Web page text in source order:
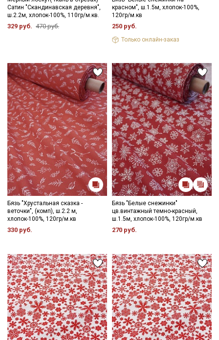
Сатин "Скандинавская деревня",
ш.2.2м, хлопок-100%, 110гр/м.кв.
329 руб. 470 руб.
красном", ш.1.5м, хлопок-100%,
120гр/м.кв
250 руб.
Только онлайн-заказ
Бязь "Хрустальная сказка -
веточки", (комп), ш.2.2 м,
хлопок-100%, 120гр/м.кв
330 руб.
Бязь "Белые снежинки"
цв.винтажный темно-красный,
ш.1.5м, хлопок-100%, 120гр/м.кв
270 руб.
Ознакомлен(а) сПолитикой обработки персональных
данныхи даюСогласие на обработку персональных
данных